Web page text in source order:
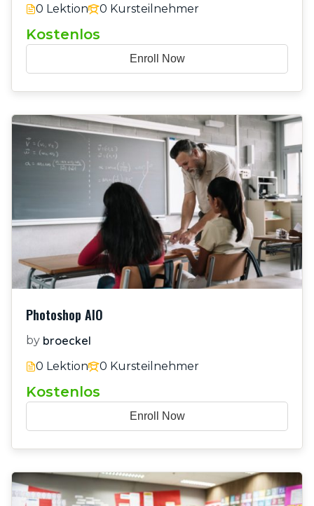
0 Lektion 0 Kursteilnehmer
Kostenlos
Enroll Now
Photoshop AIO
by broeckel
0 Lektion 0 Kursteilnehmer
Kostenlos
Enroll Now